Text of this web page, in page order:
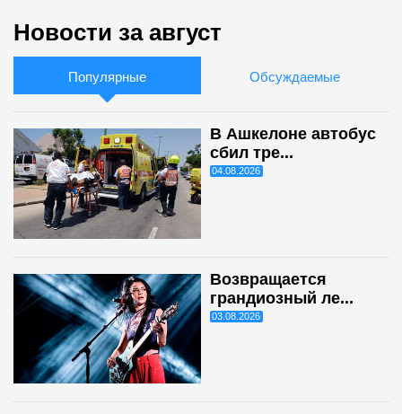
Новости за август
Популярные Обсуждаемые
В Ашкелоне автобус
сбил тре...
04.08.2026
Возвращается
грандиозный ле...
03.08.2026